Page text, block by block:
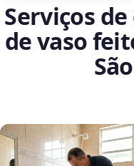
Serviços
de vaso